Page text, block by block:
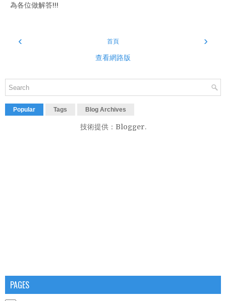
為各位做解答!!!
‹ ›
首頁
查看網路版
Popular Tags Blog Archives
技術提供： Blogger.
PAGES